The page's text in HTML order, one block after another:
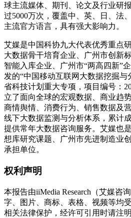
球主流媒体、期刊、论文及行业研
过5000万次，覆盖中、英、日、法
主流官方语言，具有强大影响力。
艾媒是中国科协九大代表优秀重点
大数据骨干培育企业、广州市创新
智能入库企业、广州市“两高四新”
发的“中国移动互联网大数据挖掘与
省科技计划重大专项，项目编号：
立了面向全球的宏观数据、商业趋
商情舆情、消费行为、销售数据及
线下大数据监测与分析体系，累计
提供常年大数据咨询服务。艾媒也
想库研究课题、广州市先进制造业
承担单位。
权利声明
本报告由iiMedia Research（艾媒咨
字、图片、商标、表格、视频等均
相关法律保护，经许可引用时请注明